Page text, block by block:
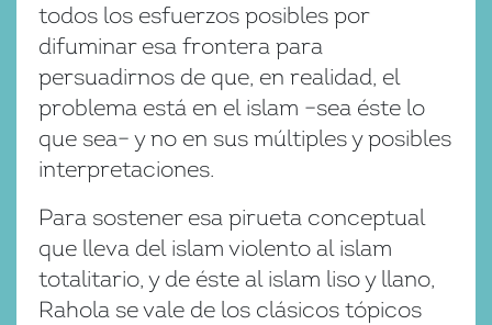
todos los esfuerzos posibles por
difuminar esa frontera para
persuadirnos de que, en realidad, el
problema está en el islam –sea éste lo
que sea– y no en sus múltiples y posibles
interpretaciones.
Para sostener esa pirueta conceptual
que lleva del islam violento al islam
totalitario, y de éste al islam liso y llano,
Rahola se vale de los clásicos tópicos